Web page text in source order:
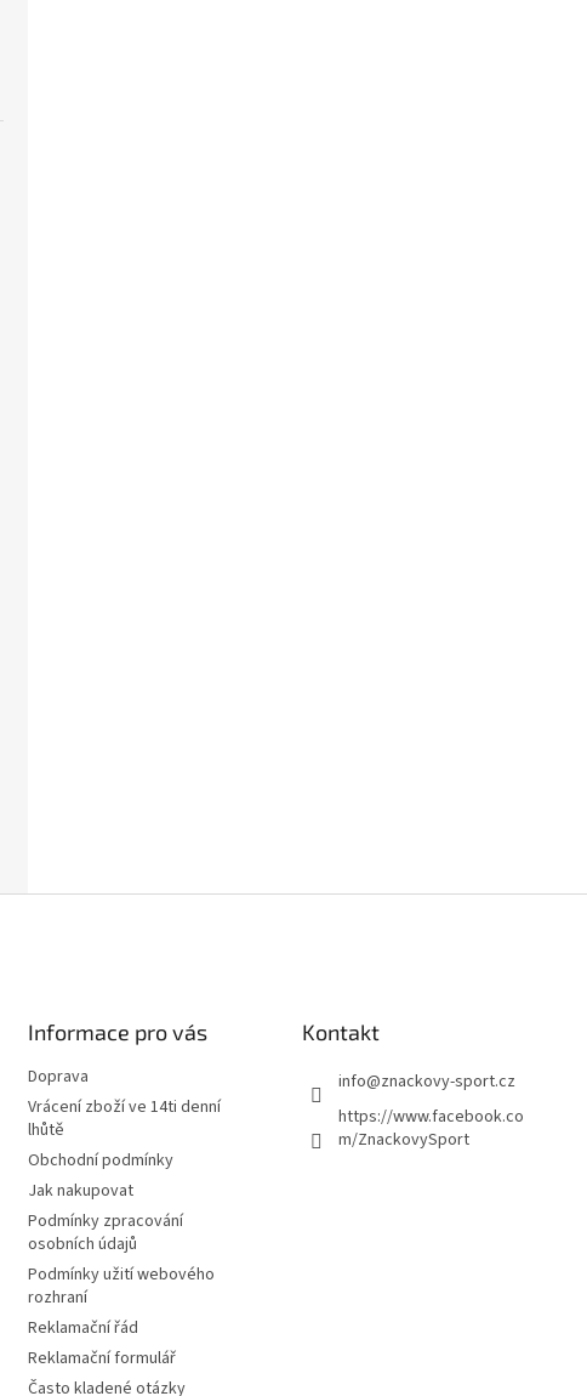
Informace pro vás
Doprava
Vrácení zboží ve 14ti denní
lhůtě
Obchodní podmínky
Jak nakupovat
Podmínky zpracování
osobních údajů
Podmínky užití webového
rozhraní
Reklamační řád
Reklamační formulář
Často kladené otázky
Kontakt
info@znackovy-sport.cz
https://www.facebook.co
m/ZnackovySport